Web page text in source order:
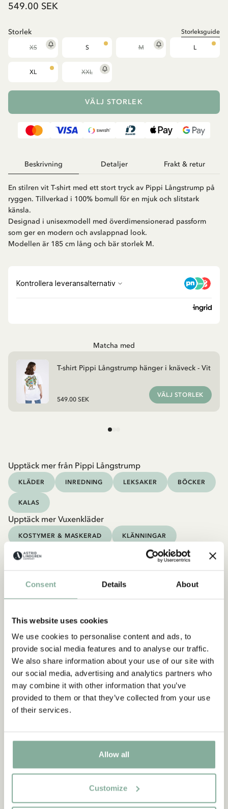
Consent Details About
This website uses cookies
We use cookies to personalise content and ads, to
provide social media features and to analyse our traffic.
We also share information about your use of our site with
our social media, advertising and analytics partners who
may combine it with other information that you’ve
provided to them or that they’ve collected from your use
of their services.
Allow all
Customize
549.00 SEK
Storlek Storleksguide
XS S M L
XL XXL
VÄLJ STORLEK
Beskrivning Detaljer Frakt & retur
En stilren vit T-shirt med ett stort tryck av Pippi Långstrump på
ryggen. Tillverkad i 100% bomull för en mjuk och slitstark
känsla.
Designad i unisexmodell med överdimensionerad passform
som ger en modern och avslappnad look.
Modellen är 185 cm lång och bär storlek M.
Matcha med
T-shirt Pippi Långstrump hänger i knäveck - Vit
549.00 SEK
VÄLJ STORLEK
Upptäck mer från Pippi Långstrump
KLÄDER INREDNING LEKSAKER BÖCKER
KALAS
Upptäck mer Vuxenkläder
KOSTYMER & MASKERAD KLÄNNINGAR
TRÖJOR & T-SHIRTS SOVKLÄDER